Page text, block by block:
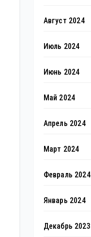
Август 2024
Июль 2024
Июнь 2024
Май 2024
Апрель 2024
Март 2024
Февраль 2024
Январь 2024
Декабрь 2023